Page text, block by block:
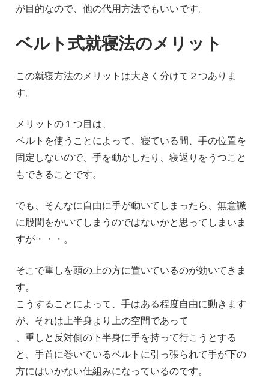
が目的なので、他の代用方法でもいいです。
ベルト式就寝法のメリット
この就寝方法のメリットは大きく分けて２つありま
す。
メリットの１つ目は、
ベルトを使うことによって、寝ている間、手の位置を
固定しないので、手を動かしたり、寝返りをうつこと
もできることです。
でも、そんなに自由に手が動いてしまったら、無意識
に股間をかいてしまうのではないかと思ってしまいま
すが・・・。
そこで重しを頭の上の方に置いているのが効いてきま
す。
こうすることによって、手はある程度自由に動きます
が、それは上半身より上の空間であって
、重しと反対側の下半身に手を持って行こうとする
と、手首に巻いているベルトに引っ張られて手が下の
方にはいかない仕組みになっているのです。